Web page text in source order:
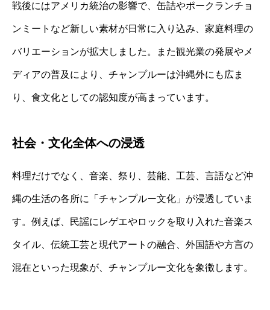
戦後にはアメリカ統治の影響で、缶詰やポークランチョ
ンミートなど新しい素材が日常に入り込み、家庭料理の
バリエーションが拡大しました。また観光業の発展やメ
ディアの普及により、チャンプルーは沖縄外にも広ま
り、食文化としての認知度が高まっています。
社会・文化全体への浸透
料理だけでなく、音楽、祭り、芸能、工芸、言語など沖
縄の生活の各所に「チャンプルー文化」が浸透していま
す。例えば、民謡にレゲエやロックを取り入れた音楽ス
タイル、伝統工芸と現代アートの融合、外国語や方言の
混在といった現象が、チャンプルー文化を象徴します。